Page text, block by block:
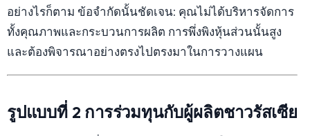
อย่างไรก็ตาม ข้อจำกัดนั้นชัดเจน: คุณไม่ได้บริหารจัดการ
ทั้งคุณภาพและกระบวนการผลิต การพึ่งพิงหุ้นส่วนนั้นสูง
และต้องพิจารณาอย่างตรงไปตรงมาในการวางแผน
รูปแบบที่ 2 การร่วมทุนกับผู้ผลิตชาวรัสเซีย